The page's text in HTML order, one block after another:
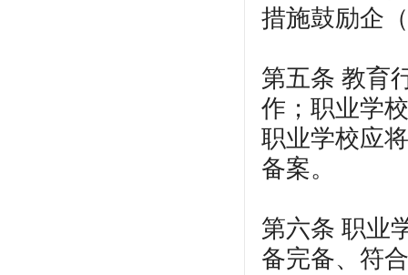
措施鼓励企
第五条 教育
作；职业学
职业学校应
备案。
第六条 职业
备完备、符